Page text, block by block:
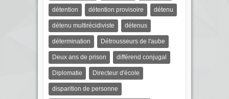
détention détention provisoire détenu
détenu multirécidiviste détenus
détermination Détrousseurs de l'aube
Deux ans de prison différend conjugal
Diplomatie Directeur d'école
disparition de personne